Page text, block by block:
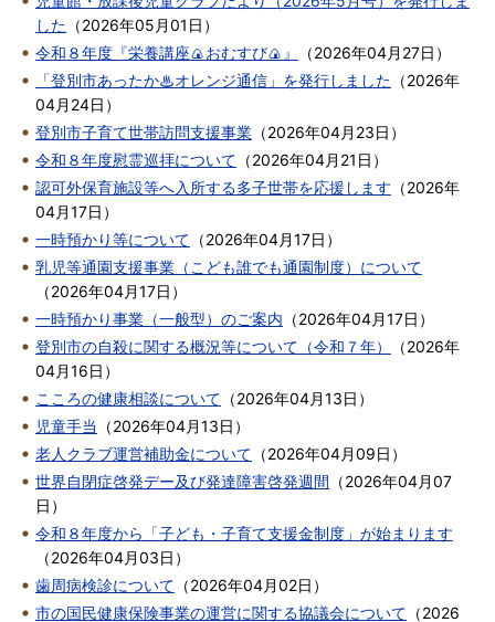
した （2026年05月01日 ）
令和８年度『栄養講座🍙おむすび🍙』
（2026年04月27日 ）
「登別市あったか♨オレンジ通信」を発行しました （2026年
04月24日 ）
登別市子育て世帯訪問支援事業 （2026年04月23日 ）
令和８年度慰霊巡拝について （2026年04月21日 ）
認可外保育施設等へ入所する多子世帯を応援します （2026年
04月17日 ）
一時預かり等について （2026年04月17日 ）
乳児等通園支援事業（こども誰でも通園制度）について
（2026年04月17日 ）
一時預かり事業（一般型）のご案内 （2026年04月17日 ）
登別市の自殺に関する概況等について（令和７年）
（2026年
04月16日 ）
こころの健康相談について （2026年04月13日 ）
児童手当
（2026年04月13日 ）
老人クラブ運営補助金について （2026年04月09日 ）
世界自閉症啓発デー及び発達障害啓発週間 （2026年04月07
日 ）
令和８年度から「子ども・子育て支援金制度」が始まります
（2026年04月03日 ）
歯周病検診について （2026年04月02日 ）
市の国民健康保険事業の運営に関する協議会について （2026